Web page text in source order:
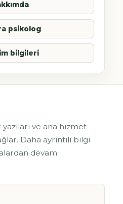
psikolog
bilgileri
ve ana hizmet
Daha ayrıntılı bilgi
devam